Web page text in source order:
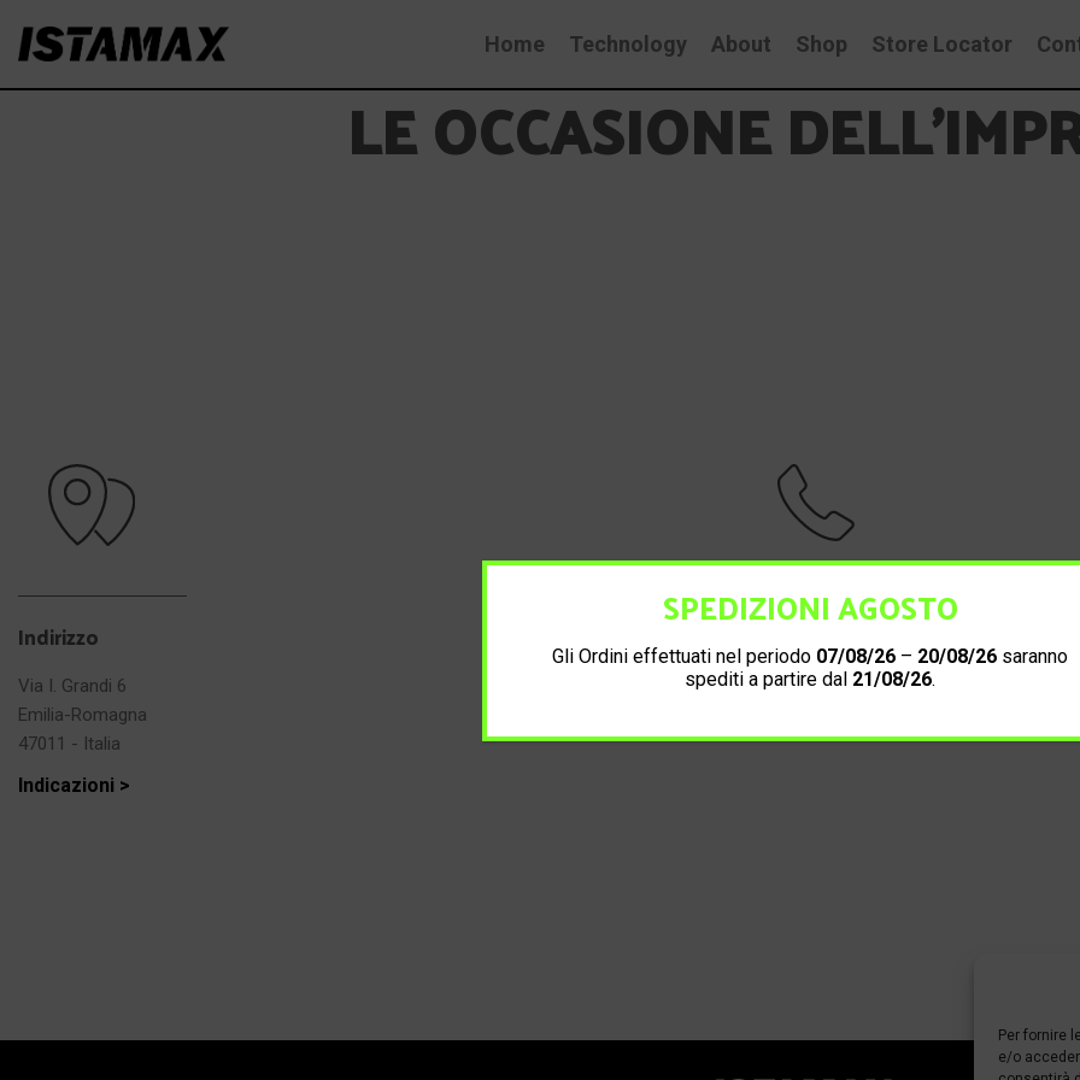
Per fornire
e/o
Home Technology About Shop Store Locator
LE OCCASIONE
Indirizzo
Via I. Grandi 6
Emilia-Romagna
47011 - Italia
Indicazioni >
SPEDIZIONI AGOSTO
Gli Ordini effettuati nel periodo 07/08/26 – 20/08/26 saranno
spediti a partire dal 21/08/26.